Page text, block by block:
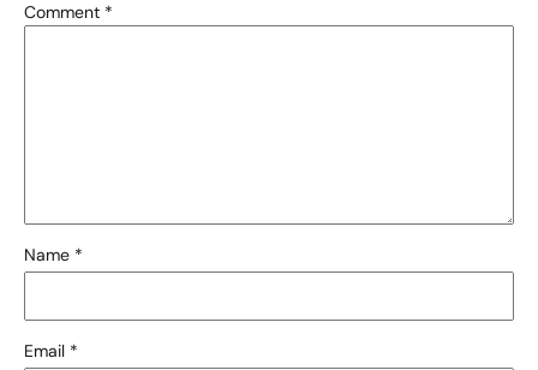
Comment *
Name *
Email *